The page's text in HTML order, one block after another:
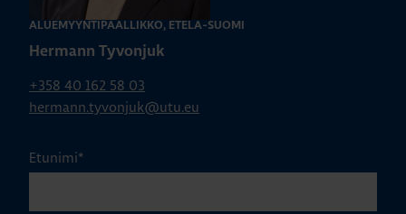
ALUEMYYNTIPÄÄLLIKKÖ, ETELÄ-SUOMI
Hermann Tyvonjuk
+358 40 162 58 03
hermann.tyvonjuk@utu.eu
Etunimi*